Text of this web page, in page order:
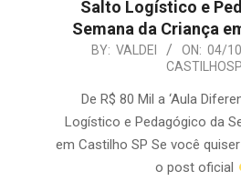
Salto Logístico e
Semana da Criança
BY: VALDEI ON: 04/
CASTILHOSP
De R$ 80 Mil a ‘Aula
Logístico e Pedagógico da
em Castilho SP Se você
o post oficial